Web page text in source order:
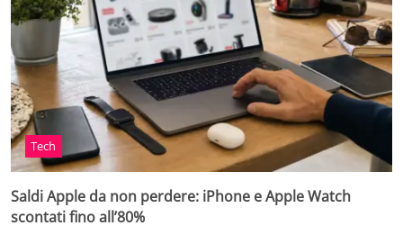
Tech
Saldi Apple da non perdere: iPhone e Apple Watch
scontati fino all’80%